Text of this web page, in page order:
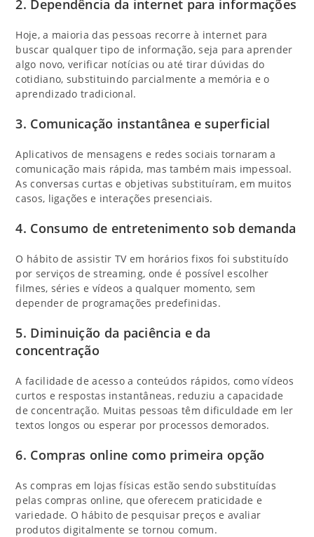
2. Dependência da internet para informações
Hoje, a maioria das pessoas recorre à internet para
buscar qualquer tipo de informação, seja para aprender
algo novo, verificar notícias ou até tirar dúvidas do
cotidiano, substituindo parcialmente a memória e o
aprendizado tradicional.
3. Comunicação instantânea e superficial
Aplicativos de mensagens e redes sociais tornaram a
comunicação mais rápida, mas também mais impessoal.
As conversas curtas e objetivas substituíram, em muitos
casos, ligações e interações presenciais.
4. Consumo de entretenimento sob demanda
O hábito de assistir TV em horários fixos foi substituído
por serviços de streaming, onde é possível escolher
filmes, séries e vídeos a qualquer momento, sem
depender de programações predefinidas.
5. Diminuição da paciência e da
concentração
A facilidade de acesso a conteúdos rápidos, como vídeos
curtos e respostas instantâneas, reduziu a capacidade
de concentração. Muitas pessoas têm dificuldade em ler
textos longos ou esperar por processos demorados.
6. Compras online como primeira opção
As compras em lojas físicas estão sendo substituídas
pelas compras online, que oferecem praticidade e
variedade. O hábito de pesquisar preços e avaliar
produtos digitalmente se tornou comum.